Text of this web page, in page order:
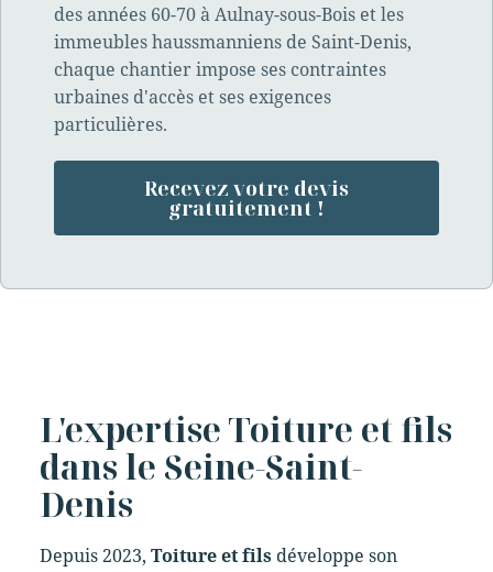
des années 60-70 à Aulnay-sous-Bois et les
immeubles haussmanniens de Saint-Denis,
chaque chantier impose ses contraintes
urbaines d'accès et ses exigences
particulières.
Recevez votre devis
gratuitement !
L'expertise Toiture et fils
dans le Seine-Saint-
Denis
Depuis 2023, Toiture et fils développe son